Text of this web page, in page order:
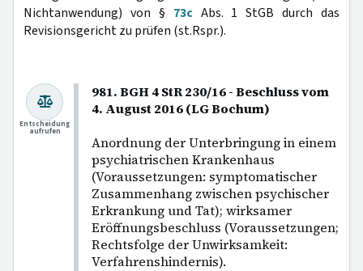
Nichtanwendung) von § 73cAbs. 1 StGB durch das
Revisionsgericht zu prüfen (st.Rspr.).
981. BGH 4 StR 230/16 - Beschluss vom
4. August 2016 (LG Bochum)
Anordnung der Unterbringung in einem
psychiatrischen Krankenhaus
(Voraussetzungen: symptomatischer
Zusammenhang zwischen psychischer
Erkrankung und Tat); wirksamer
Eröffnungsbeschluss (Voraussetzungen;
Rechtsfolge der Unwirksamkeit:
Verfahrenshindernis).
Entscheidung
aufrufen